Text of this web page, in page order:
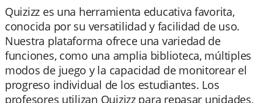
Quizizz es una herramienta educativa favorita,
conocida por su versatilidad y facilidad de uso.
Nuestra plataforma ofrece una variedad de
funciones, como una amplia biblioteca, múltiples
modos de juego y la capacidad de monitorear el
progreso individual de los estudiantes. Los
profesores utilizan Quizizz para repasar unidades,